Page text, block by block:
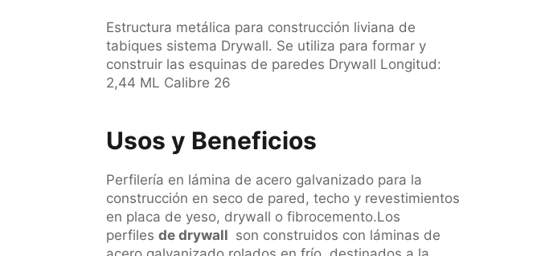
Estructura metálica para construcción liviana de
tabiques sistema Drywall. Se utiliza para formar y
construir las esquinas de paredes Drywall Longitud:
2,44 ML Calibre 26
Usos y Beneficios
Perfilería en lámina de acero galvanizado para la
construcción en seco de pared, techo y revestimientos
en placa de yeso, drywall o fibrocemento.Los
perfiles de drywall son construidos con láminas de